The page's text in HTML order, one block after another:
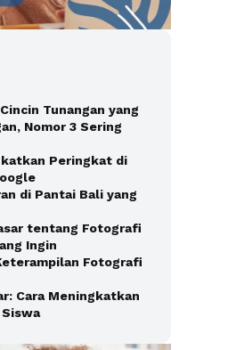
Tunangan yang
Nomor 3 Sering
Peringkat di
di Pantai Bali yang
tentang Fotografi
Ingin
Fotografi
Cara Meningkatkan